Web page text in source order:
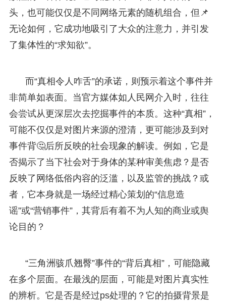
头，也可能仅仅是不同网络元素的随机组合，但📌
无论如何，它成功地吸引了大众的注意力，并引发
了集体性的“求知欲”。
而“真相令人咋舌”的承诺，则预示着这个事件并
非简单如表面。当官方媒体如人民网介入时，往往
会尝试从更深层次去挖掘事件的本质。这种“真相”，
可能不仅仅是对图片来源的澄清，更可能涉及到对
事件背🤔后所反映的社会现象的解读。例如，它是
否揭示了当下社会对于身体的某种审美焦虑？是否
反映了网络低俗内容的泛滥，以及监管的挑战？或
者，它本身就是一场经过精心策划的“信息造
谣”或“营销事件”，其背后有着不为人知的商业或舆
论目的？
“三角洲骇爪翘臀”事件的“背后真相”，可能隐藏
在多个层面。在最浅的层面，可能是对图片真实性
的辨析。它是否是经过ps处理的？它的拍摄背景是